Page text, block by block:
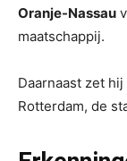
Oranje-Nassau
maatschappij.
Daarnaast zet
Rotterdam, de